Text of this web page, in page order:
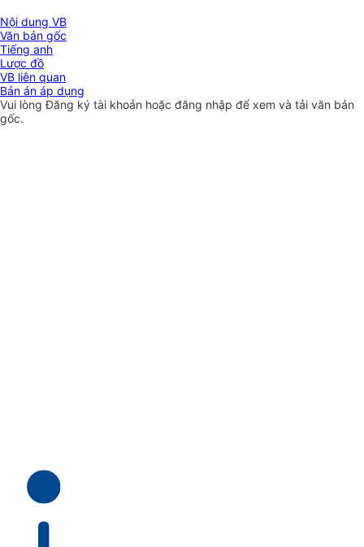
Nội dung VB
Văn bản gốc
Tiếng anh
Lược đồ
VB liên quan
Bản án áp dụng
Vui lòngĐăng ký tài khoản hoặc đăng nhập để xem và tải văn bản
gốc.